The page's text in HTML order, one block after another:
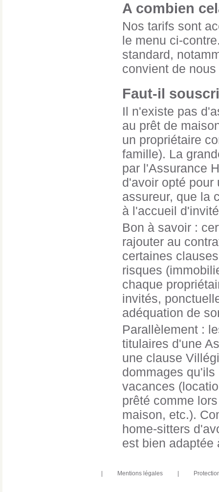
A combien
Nos tarifs sont
le menu ci-
standard,
convient de
Faut-il
Il n'existe pas
au prêt de
un propriétaire
famille). La
par l'Assurance
d'avoir opté pour
assureur, que la
à l'accueil
Bon à savoir :
rajouter au
certaines
risques
chaque
invités,
adéquation de
Parallèlement :
titulaires d'une
une clause
dommages
vacances
prêté comme
maison, etc.).
home-sitters
est bien adaptée
Mentions légales